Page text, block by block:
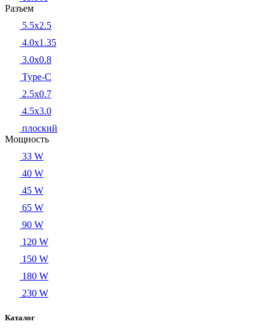
Разъем
5.5x2.5
4.0x1.35
3.0x0.8
Type-C
2.5x0.7
4.5x3.0
плоский
Мощность
33 W
40 W
45 W
65 W
90 W
120 W
150 W
180 W
230 W
Каталог